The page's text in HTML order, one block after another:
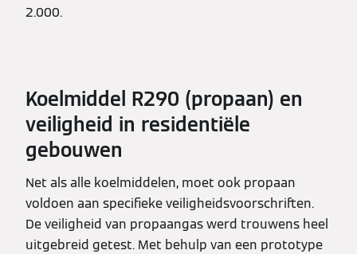
2.000.
Koelmiddel R290 (propaan) en
veiligheid in residentiële
gebouwen
Net als alle koelmiddelen, moet ook propaan
voldoen aan specifieke veiligheidsvoorschriften.
De veiligheid van propaangas werd trouwens heel
uitgebreid getest. Met behulp van een prototype